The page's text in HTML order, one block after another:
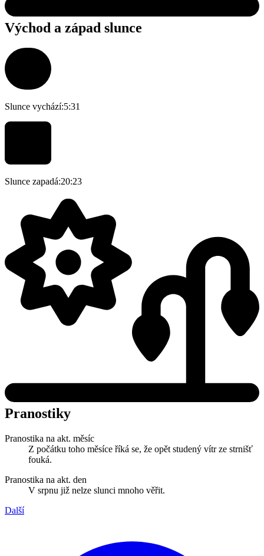
Východ a západ slunce
Slunce vychází:5:31
Slunce zapadá:20:23
Pranostiky
Pranostika na akt. měsíc
Z počátku toho měsíce říká se, že opět studený vítr ze strnišť
fouká.
Pranostika na akt. den
V srpnu již nelze slunci mnoho věřit.
Další